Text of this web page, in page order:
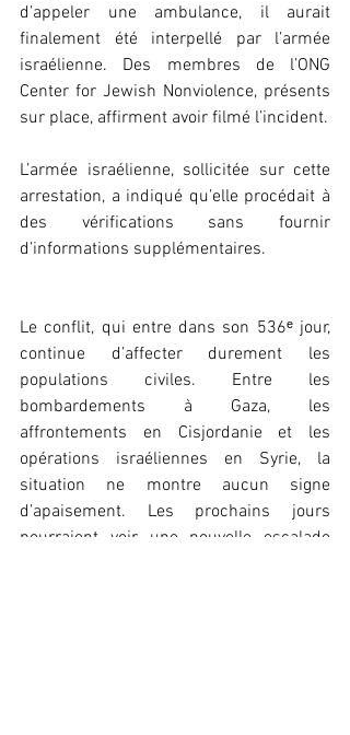
d’appeler une ambulance, il aurait
finalement été interpellé par l’armée
israélienne. Des membres de l’ONG
Center for Jewish Nonviolence, présents
sur place, affirment avoir filmé l’incident.
L’armée israélienne, sollicitée sur cette
arrestation, a indiqué qu’elle procédait à
des vérifications sans fournir
d’informations supplémentaires.
Le conflit, qui entre dans son 536ᵉ jour,
continue d’affecter durement les
populations civiles. Entre les
bombardements à Gaza, les
affrontements en Cisjordanie et les
opérations israéliennes en Syrie, la
situation ne montre aucun signe
d’apaisement. Les prochains jours
pourraient voir une nouvelle escalade